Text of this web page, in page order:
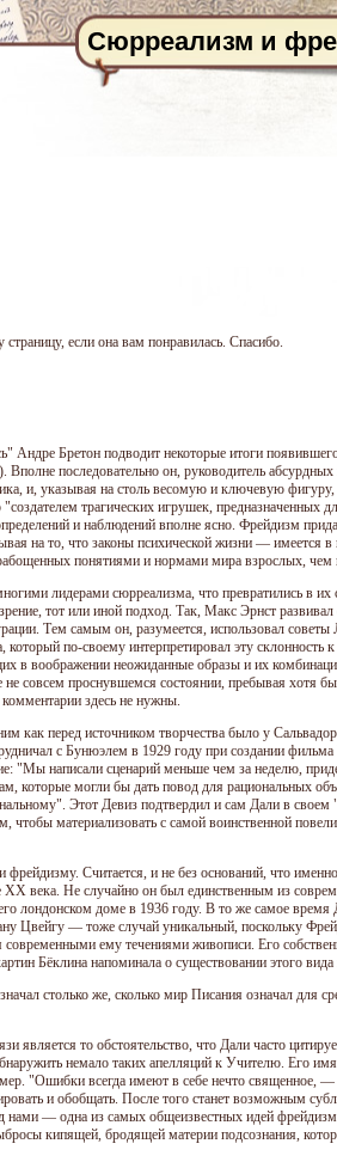
Сюрреализм и
страницу, если она вам понравилась. Спасибо.
Андре Бретон подводит некоторые итоги
последовательно он, руководитель
и, указывая на столь весомую и ключевую
трагических игрушек, предназначенных
и наблюдений вполне ясно. Фрейдизм
на то, что законы психической жизни — имеется в
понятиями и нормами мира взрослых, чем
лидерами сюрреализма, что превратились в
тот или иной подход. Так, Макс Эрнст развивал
Тем самым он, разумеется, использовал
по-своему интерпретировал эту склонность
в воображении неожиданные образы и их
совсем проснувшемся состоянии, пребывая хотя бы
здесь не нужны.
как перед источником творчества было у
с Бунюэлем в 1929 году при создании
"Мы написали сценарий меньше чем за неделю,
которые могли бы дать повод для рациональных
Этот Девиз подтвердил и сам Дали в
чтобы материализовать с самой воинственной
фрейдизму. Считается, и не без оснований, что
XX века. Не случайно он был единственным из
лондонском доме в 1936 году. В то же самое время
Цвейгу — тоже случай уникальный, поскольку
современными ему течениями живописи. Его
Бёклина напоминала о существовании этого вида
столько же, сколько мир Писания означал для
является то обстоятельство, что Дали часто
немало таких апелляций к Учителю. Его имя
"Ошибки всегда имеют в себе нечто священное,
и обобщать. После того станет возможным
нами — одна из самых общеизвестных идей
кипящей, бродящей материи подсознания,